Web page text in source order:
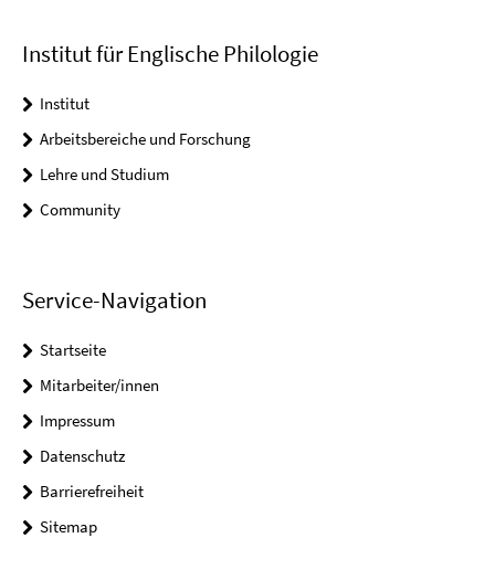
Institut für Englische Philologie
Institut
Arbeitsbereiche und Forschung
Lehre und Studium
Community
Service-Navigation
Startseite
Mitarbeiter/innen
Impressum
Datenschutz
Barrierefreiheit
Sitemap